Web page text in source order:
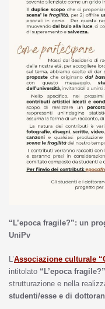
“L’epoca fragile?”: un
UniPv
L’Associazione culturale
intitolato “L’epoca fragile?”
strutturazione e nella
studenti/esse e di